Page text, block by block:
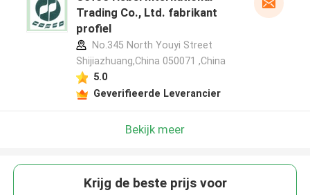
Trading Co., Ltd. fabrikant
profiel
No.345 North Youyi Street
Shijiazhuang,China 050071 ,China
5.0
Geverifieerde Leverancier
Bekijk meer
Krijg de beste prijs voor